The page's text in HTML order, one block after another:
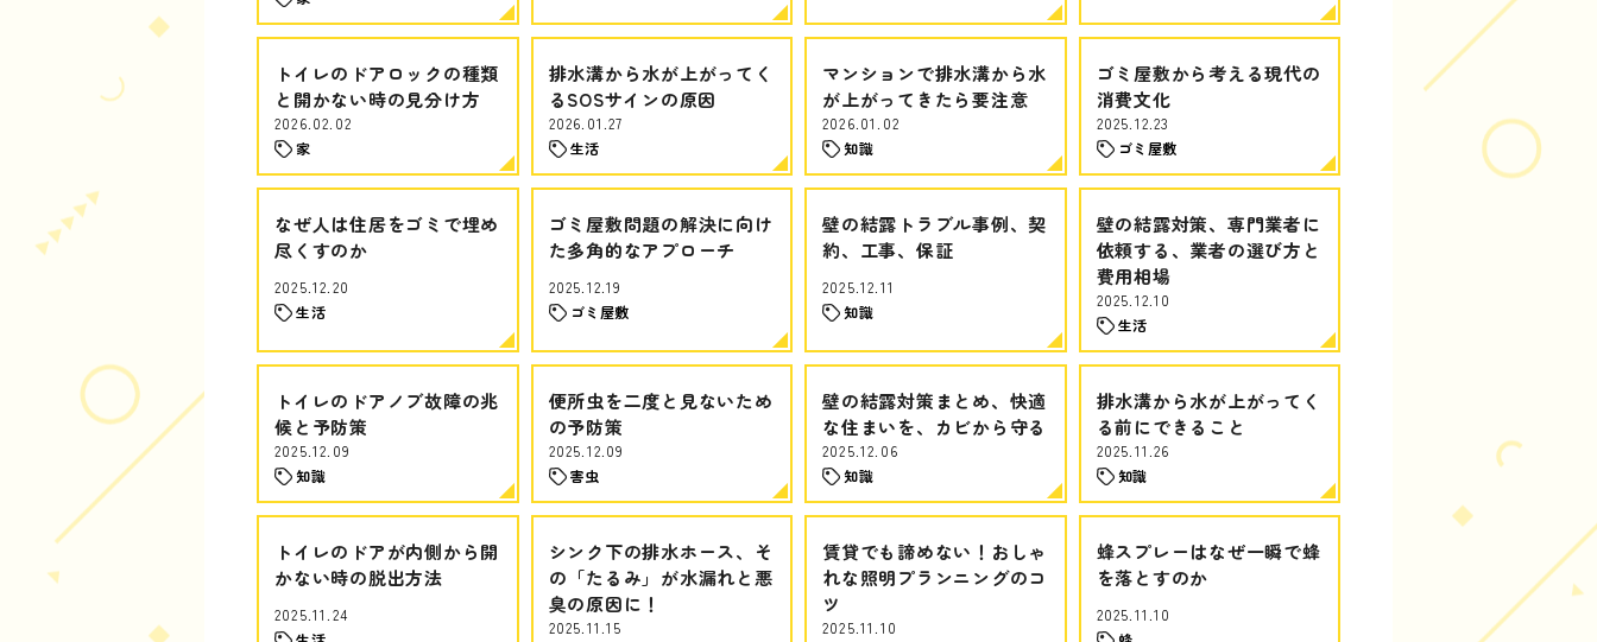
トイレのドアロックの種類
と開かない時の見分け方
2026.02.02
家
排水溝から水が上がってく
るSOSサインの原因
2026.01.27
生活
マンションで排水溝から水
が上がってきたら要注意
2026.01.02
知識
ゴミ屋敷から考える現代の
消費文化
2025.12.23
ゴミ屋敷
なぜ人は住居をゴミで埋め
尽くすのか
2025.12.20
生活
ゴミ屋敷問題の解決に向け
た多角的なアプローチ
2025.12.19
ゴミ屋敷
壁の結露トラブル事例、契
約、工事、保証
2025.12.11
知識
壁の結露対策、専門業者に
依頼する、業者の選び方と
費用相場
2025.12.10
生活
トイレのドアノブ故障の兆
候と予防策
2025.12.09
知識
便所虫を二度と見ないため
の予防策
2025.12.09
害虫
壁の結露対策まとめ、快適
な住まいを、カビから守る
2025.12.06
知識
排水溝から水が上がってく
る前にできること
2025.11.26
知識
トイレのドアが内側から開
かない時の脱出方法
2025.11.24
シンク下の排水ホース、そ
の「たるみ」が水漏れと悪
臭の原因に！
2025.11.15
賃貸でも諦めない！おしゃ
れな照明プランニングのコ
ツ
2025.11.10
蜂スプレーはなぜ一瞬で蜂
を落とすのか
2025.11.10